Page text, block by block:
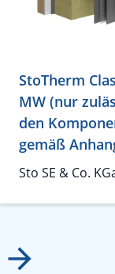
StoTherm
MW (nur
den
gemäß
Sto SE & Co.